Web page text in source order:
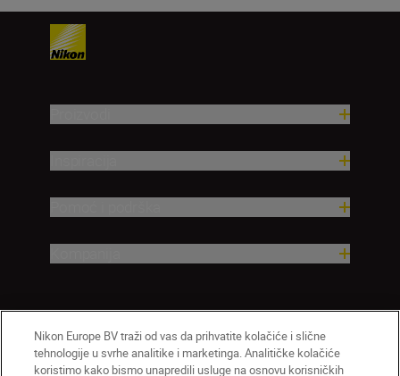
Nikon Europe BV traži od vas da prihvatite kolačiće i slične
tehnologije u svrhe analitike i marketinga. Analitičke kolačiće
koristimo kako bismo unapredili usluge na osnovu korisničkih